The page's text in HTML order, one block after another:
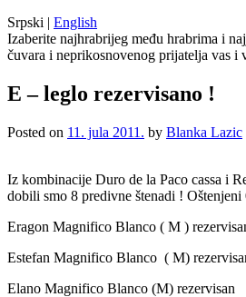
Srpski | English
Izaberite najhrabrijeg među hrabrima i
čuvara i neprikosnovenog prijatelja vas i
E – leglo rezervisano !
Posted on 11. jula 2011. by Blanka Lazic
Iz kombinacije Duro de la Paco cassa i
dobili smo 8 predivne štenadi ! Oštenjeni
Eragon Magnifico Blanco ( M )
Estefan Magnifico Blanco ( M)
Elano Magnifico Blanco (M) rezervisan